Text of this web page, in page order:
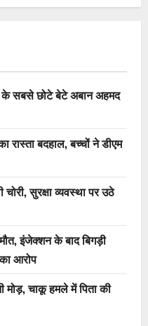
सबसे छोटे बेटे अबान अहमद
बदहाल, बच्चों ने डीएम
सुरक्षा व्यवस्था पर उठे
इंजेक्शन के बाद बिगड़ी
आरोप
मोड़, चाकू हमले में पिता की